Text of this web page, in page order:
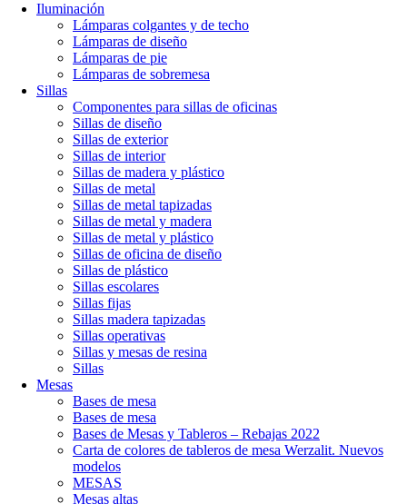
Iluminación
Lámparas colgantes y de techo
Lámparas de diseño
Lámparas de pie
Lámparas de sobremesa
Sillas
Componentes para sillas de oficinas
Sillas de diseño
Sillas de exterior
Sillas de interior
Sillas de madera y plástico
Sillas de metal
Sillas de metal tapizadas
Sillas de metal y madera
Sillas de metal y plástico
Sillas de oficina de diseño
Sillas de plástico
Sillas escolares
Sillas fijas
Sillas madera tapizadas
Sillas operativas
Sillas y mesas de resina
Sillas
Mesas
Bases de mesa
Bases de mesa
Bases de Mesas y Tableros – Rebajas 2022
Carta de colores de tableros de mesa Werzalit. Nuevos
modelos
MESAS
Mesas altas